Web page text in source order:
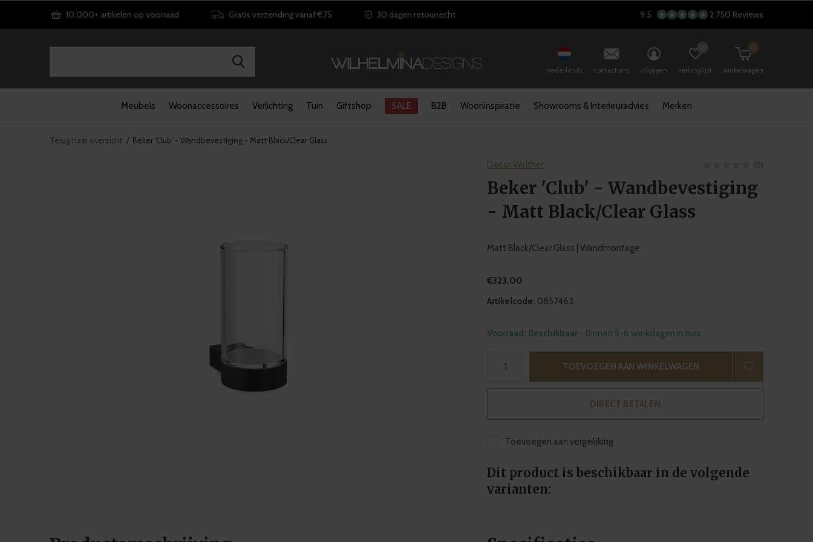
Meubels Woonaccessoires Verlichting Tuin Giftshop SALE B2B Wooninspiratie Showrooms & Interieuradvies Merken
nederlands contact ons inloggen verlanglijst winkelwagen
0
10.000+ artikelen op voorraad Gratis verzending vanaf €75 30 dagen retourrecht 9.5 2.750 Reviews
Terug naar overzicht Beker 'Club' - Wandbevestiging - Matt Black/Clear Glass
Decor Walther (0)
Beker 'Club' - Wandbevestiging
- Matt Black/Clear Glass
Matt Black/Clear Glass | Wandmontage
€323,00
Artikelcode: 0857463
Voorraad: Beschikbaar - Binnen 5-6 werkdagen in huis
TOEVOEGEN AAN WINKELWAGEN
DIRECT BETALEN
Toevoegen aan vergelijking
Dit product is beschikbaar in de volgende
varianten: